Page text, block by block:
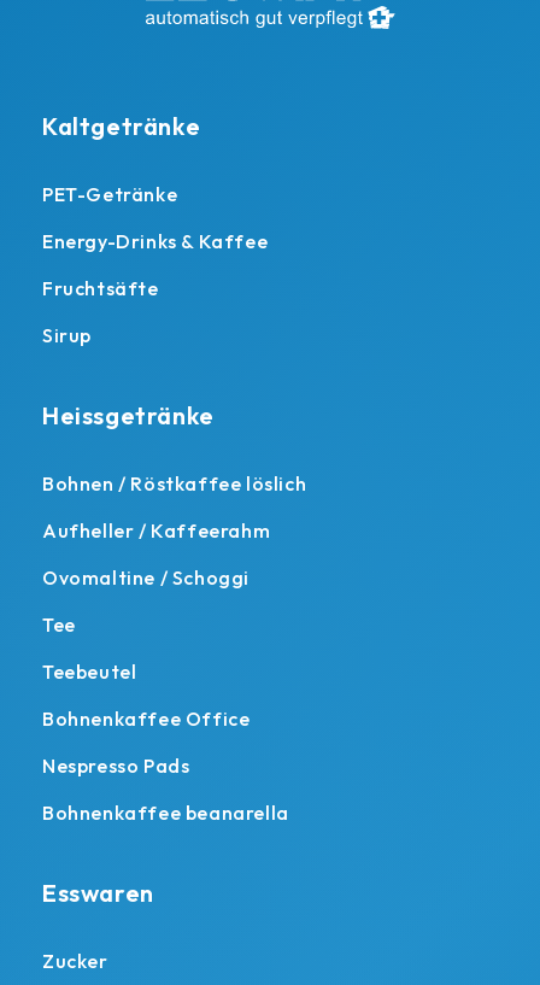
Kaltgetränke
PET-Getränke
Energy-Drinks & Kaffee
Fruchtsäfte
Sirup
Heissgetränke
Bohnen / Röstkaffee löslich
Aufheller / Kaffeerahm
Ovomaltine / Schoggi
Tee
Teebeutel
Bohnenkaffee Office
Nespresso Pads
Bohnenkaffee beanarella
Esswaren
Zucker